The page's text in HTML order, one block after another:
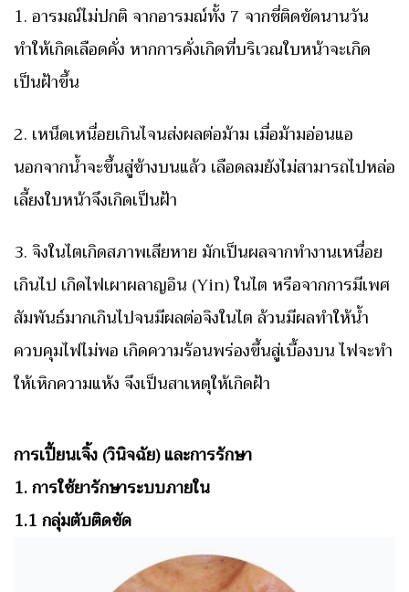
1. อารมณ์ไม่ปกติ จากอารมณ์ทั้ง 7 จากชี่ติดขัดนานวัน
ทำให้เกิดเลือดคั่ง หากการคั่งเกิดที่บริเวณใบหน้าจะเกิด
เป็นฝ้าขึ้น
2. เหน็ดเหนื่อยเกินไจนส่งผลต่อม้าม เมื่อม้ามอ่อนแอ
นอกจากน้ำจะขึ้นสู่ข้างบนแล้ว เลือดลมยังไม่สามารถไปหล่อ
เลี้ยงใบหน้าจึงเกิดเป็นฝ้า
3. จิงในไตเกิดสภาพเสียหาย มักเป็นผลจากทำงานเหนื่อย
เกินไป เกิดไฟเผาผลาญอิน (Yin) ในไต หรือจากการมีเพศ
สัมพันธ์มากเกินไปจนมีผลต่อจิงในไต ล้วนมีผลทำให้น้ำ
ควบคุมไฟไม่พอ เกิดความร้อนพร่องขึ้นสู่เบื้องบน ไฟจะทำ
ให้เหิกความแห้ง จึงเป็นสาเหตุให้เกิดฝ้า
การเปี้ยนเจิ้ง (วินิจฉัย) และการรักษา
1. การใช้ยารักษาระบบภายใน
1.1 กลุ่มตับติดขัด